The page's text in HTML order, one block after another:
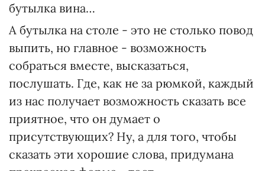
бутылка вина…
А бутылка на столе - это не столько повод
выпить, но главное - возможность
собраться вместе, высказаться,
послушать. Где, как не за рюмкой, каждый
из нас получает возможность сказать все
приятное, что он думает о
присутствующих? Ну, а для того, чтобы
сказать эти хорошие слова, придумана